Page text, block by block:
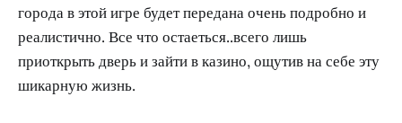
города в этой игре будет передана очень подробно и
реалистично. Все что остаеться..всего лишь
приоткрыть дверь и зайти в казино, ощутив на себе эту
шикарную жизнь.